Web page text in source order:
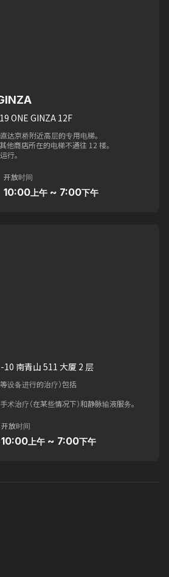
ONE GINZA 12F
达京桥附近高层的专用电梯。
他商店所在的电梯不通往 12 楼。
行。
开放时间
10:00 上午 ~ 7:00下午
南青山 511 大厦 2 层
设备进行的治疗）包括
术治疗（在某些情况下）和静脉输液服务。
开放时间
10:00 上午 ~ 7:00下午